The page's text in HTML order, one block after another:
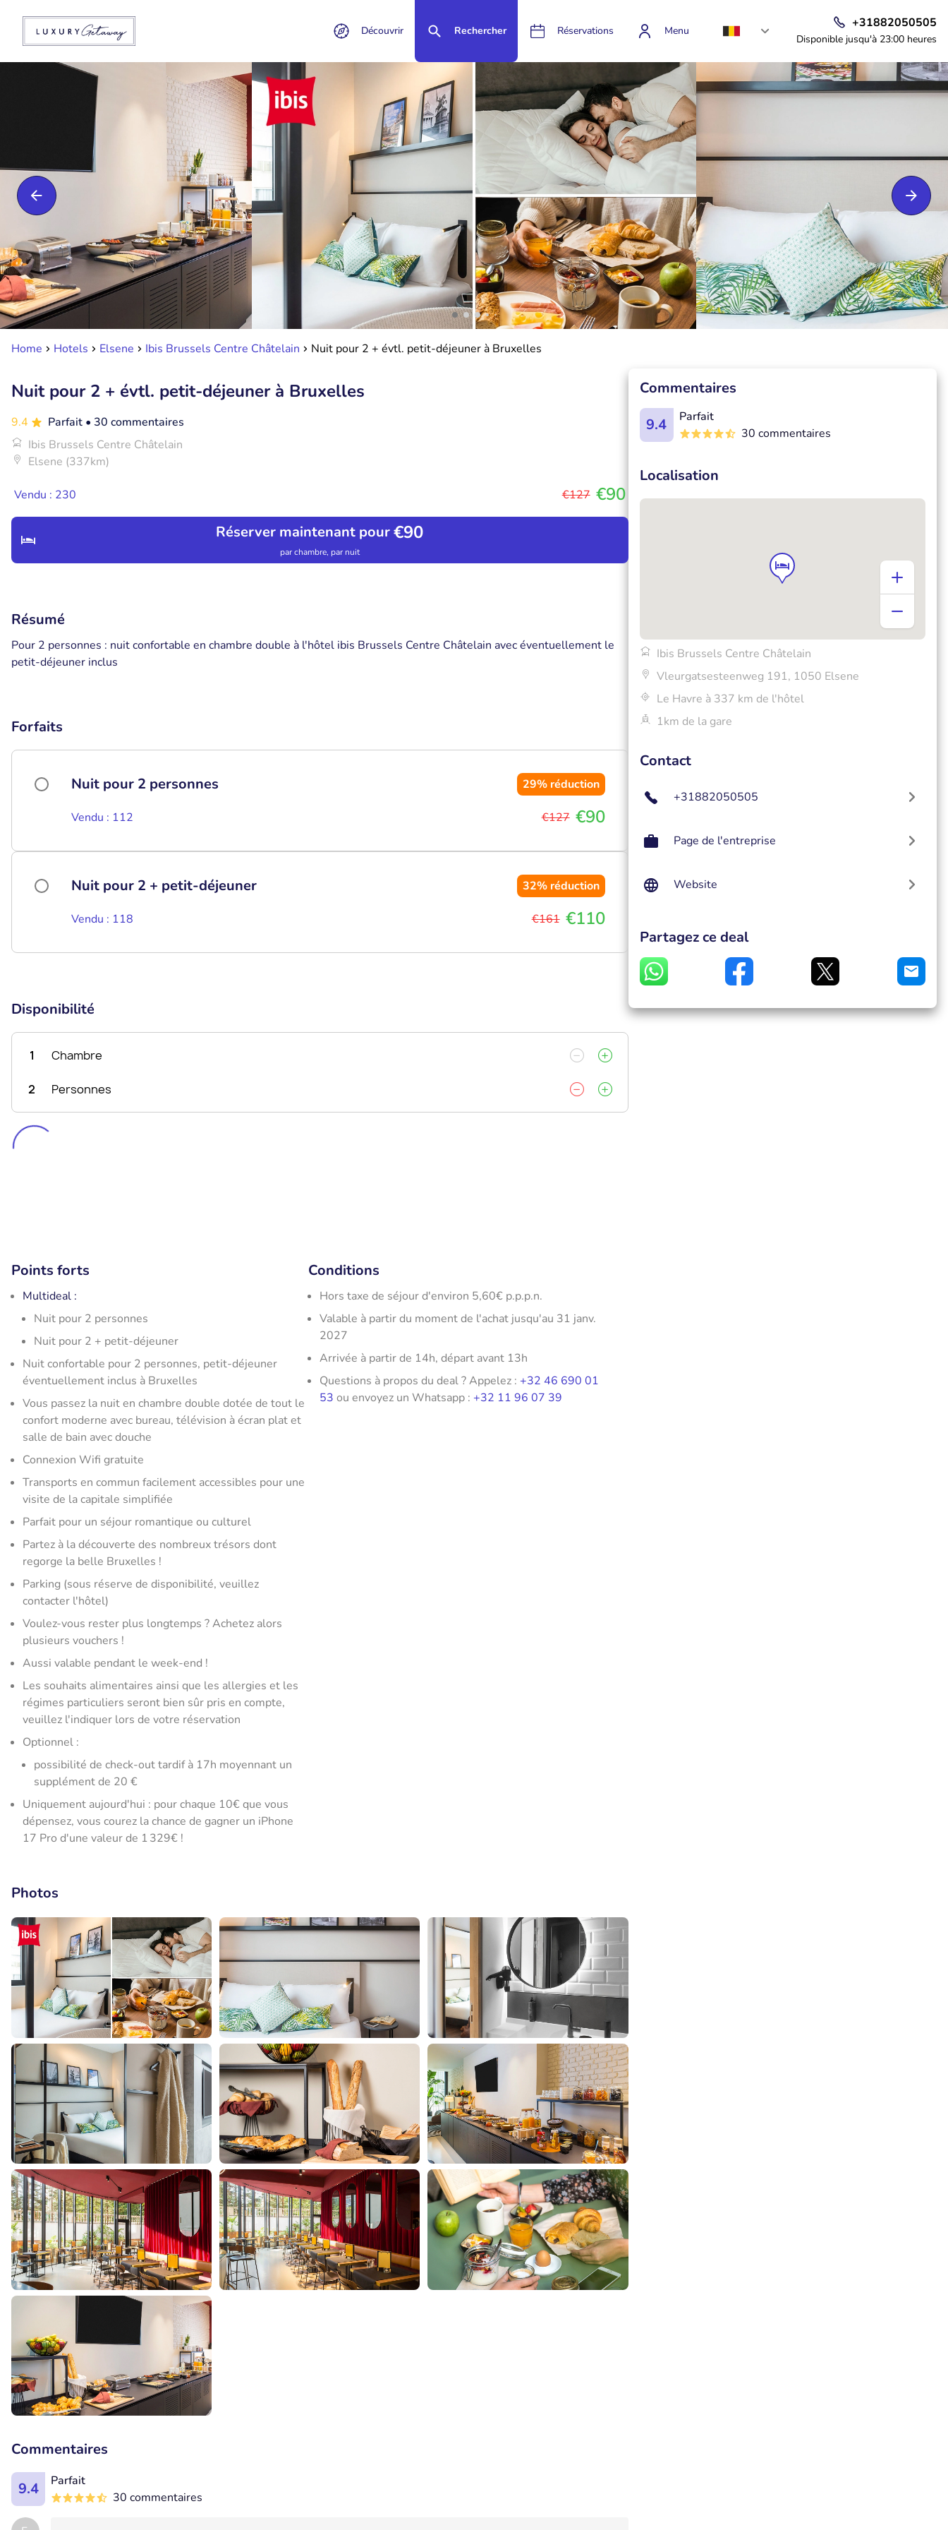
Découvrir Rechercher Réservations Menu
+31882050505
Disponible jusqu'à 23:00 heures
Home Hotels Elsene Ibis Brussels Centre Châtelain Nuit pour 2 + évtl. petit-déjeuner à Bruxelles
Nuit pour 2 + évtl. petit-déjeuner à Bruxelles
9.4 Parfait • 30 commentaires
Ibis Brussels Centre Châtelain
Elsene (337km)
Vendu : 230 €127 €90
Réserver maintenant pour€90
par chambre, par nuit
Résumé
Pour 2 personnes : nuit confortable en chambre double à l'hôtel ibis Brussels Centre Châtelain avec éventuellement le
petit-déjeuner inclus
Forfaits
Nuit pour 2 personnes 29% réduction
Vendu : 112 €127 €90
Nuit pour 2 + petit-déjeuner 32% réduction
Vendu : 118 €161 €110
Disponibilité
1 Chambre
2 Personnes
Points forts
Multideal :
Nuit pour 2 personnes
Nuit pour 2 + petit-déjeuner
Nuit confortable pour 2 personnes, petit-déjeuner
éventuellement inclus à Bruxelles
Vous passez la nuit en chambre double dotée de tout le
confort moderne avec bureau, télévision à écran plat et
salle de bain avec douche
Connexion Wifi gratuite
Transports en commun facilement accessibles pour une
visite de la capitale simplifiée
Parfait pour un séjour romantique ou culturel
Partez à la découverte des nombreux trésors dont
regorge la belle Bruxelles !
Parking (sous réserve de disponibilité, veuillez
contacter l'hôtel)
Voulez-vous rester plus longtemps ? Achetez alors
plusieurs vouchers !
Aussi valable pendant le week-end !
Les souhaits alimentaires ainsi que les allergies et les
régimes particuliers seront bien sûr pris en compte,
veuillez l'indiquer lors de votre réservation
Optionnel :
possibilité de check-out tardif à 17h moyennant un
supplément de 20 €
Uniquement aujourd'hui : pour chaque 10€ que vous
dépensez, vous courez la chance de gagner un iPhone
17 Pro d'une valeur de 1 329€ !
Conditions
Hors taxe de séjour d'environ 5,60€ p.p.p.n.
Valable à partir du moment de l'achat jusqu'au 31 janv.
2027
Arrivée à partir de 14h, départ avant 13h
Questions à propos du deal ? Appelez : +32 46 690 01
53 ou envoyez un Whatsapp : +32 11 96 07 39
Photos
Commentaires
9.4
Parfait
30 commentaires
Commentaires
9.4
Parfait
30 commentaires
Localisation
Ibis Brussels Centre Châtelain
Vleurgatsesteenweg 191, 1050 Elsene
Le Havre à 337 km de l'hôtel
1km de la gare
Contact
+31882050505
Page de l'entreprise
Website
Partagez ce deal